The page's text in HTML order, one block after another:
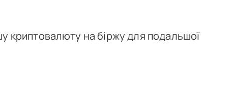
криптовалюту на біржу для подальшої